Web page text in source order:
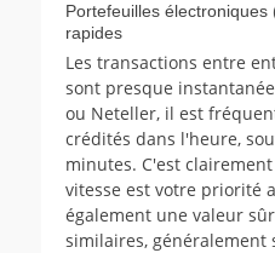
Portefeuilles électroniques
rapides
Les transactions entre
sont presque
ou Neteller, il est
crédités dans l'heure,
minutes. C'est
vitesse est votre priorité
également une valeur
similaires, généralement